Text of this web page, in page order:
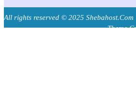
All rights reserved © 2025 Shebahost.Com
Theme